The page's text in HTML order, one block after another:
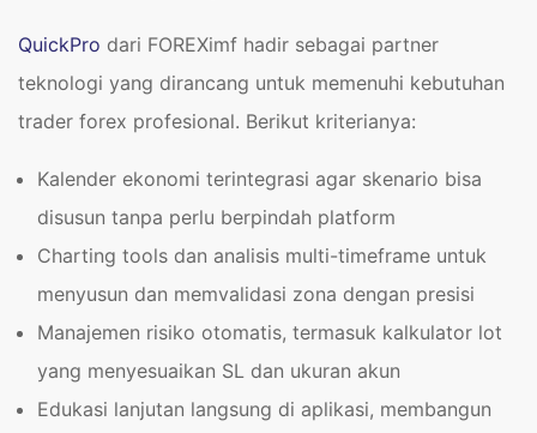
QuickPro dari FOREXimf hadir sebagai partner
teknologi yang dirancang untuk memenuhi kebutuhan
trader forex profesional. Berikut kriterianya:
Kalender ekonomi terintegrasi agar skenario bisa
disusun tanpa perlu berpindah platform
Charting tools dan analisis multi-timeframe untuk
menyusun dan memvalidasi zona dengan presisi
Manajemen risiko otomatis, termasuk kalkulator lot
yang menyesuaikan SL dan ukuran akun
Edukasi lanjutan langsung di aplikasi, membangun